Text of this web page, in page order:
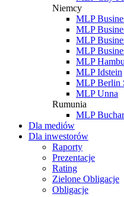
Niemcy
MLP
MLP
MLP
MLP
MLP
MLP Idstein
MLP Berlin
MLP Unna
Rumunia
MLP
Dla mediów
Dla inwestorów
Raporty
Prezentacje
Rating
Zielone Obligacje
Obligacje